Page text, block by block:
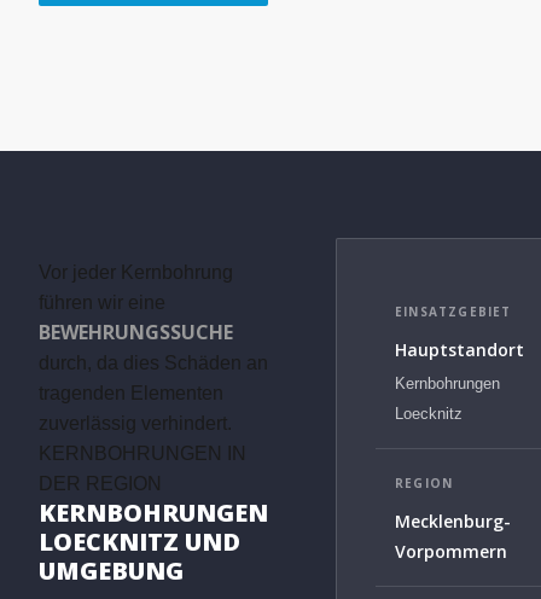
Vor jeder Kernbohrung
führen wir eine
BEWEHRUNGSSUCHE
durch, da dies Schäden an
tragenden Elementen
zuverlässig verhindert.
KERNBOHRUNGEN IN
DER REGION
KERNBOHRUNGEN
LOECKNITZ UND
UMGEBUNG
EINSATZGEBIET
Hauptstandort
Kernbohrungen
Loecknitz
REGION
Mecklenburg-
Vorpommern